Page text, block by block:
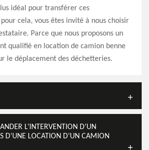
idéal pour transférer ces
cela, vous êtes invité à nous choisir
Parce que nous proposons un
qualifié en location de camion benne
le déplacement des déchetteries.
L’INTERVENTION D’UN
D’UNE LOCATION D’UN CAMION